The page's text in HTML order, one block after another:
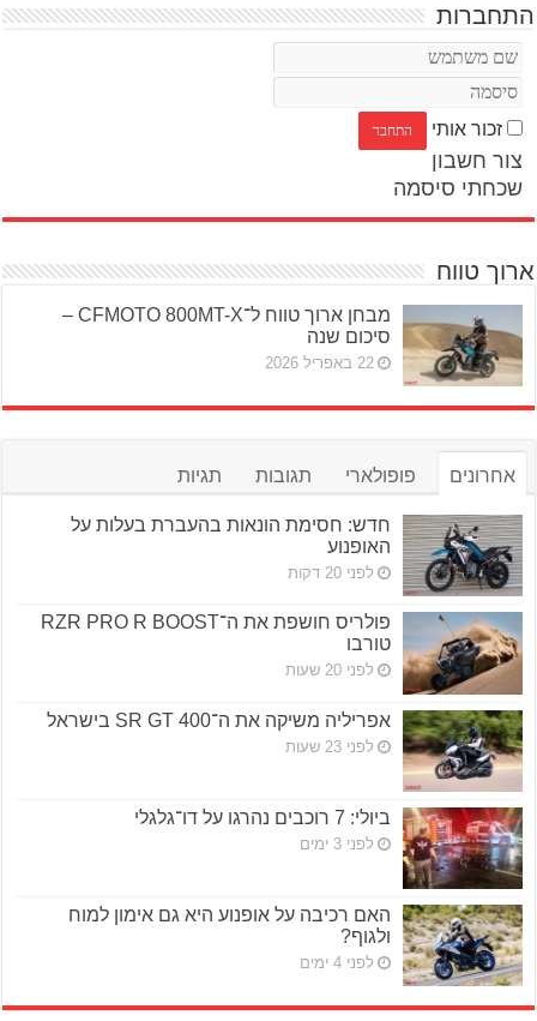
התחברות
זכור אותי
צור חשבון
שכחתי סיסמה
ארוך טווח
מבחן ארוך טווח ל־CFMOTO 800MT-X –
סיכום שנה
22 באפריל 2026
אחרונים פופולארי תגובות תגיות
חדש: חסימת הונאות בהעברת בעלות על
האופנוע
לפני 20 דקות
פולריס חושפת את ה־RZR PRO R BOOST
טורבו
לפני 20 שעות
אפריליה משיקה את ה־SR GT 400 בישראל
לפני 23 שעות
ביולי: 7 רוכבים נהרגו על דו־גלגלי
לפני 3 ימים
האם רכיבה על אופנוע היא גם אימון למוח
ולגוף?
לפני 4 ימים